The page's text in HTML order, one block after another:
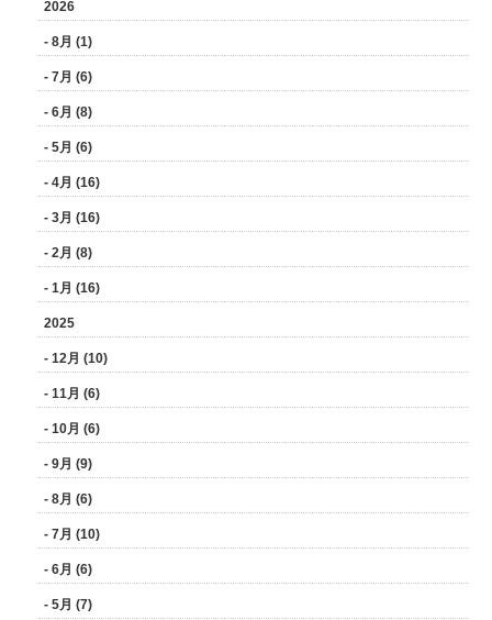
2026
- 8月 (1)
- 7月 (6)
- 6月 (8)
- 5月 (6)
- 4月 (16)
- 3月 (16)
- 2月 (8)
- 1月 (16)
2025
- 12月 (10)
- 11月 (6)
- 10月 (6)
- 9月 (9)
- 8月 (6)
- 7月 (10)
- 6月 (6)
- 5月 (7)